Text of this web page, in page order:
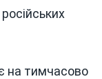
на тимчасово